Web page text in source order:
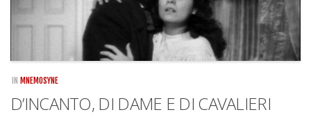
IN MNEMOSYNE
D’INCANTO, DI DAME E DI CAVALIERI